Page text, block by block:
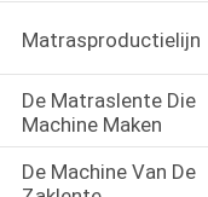
Matrasproductielijn
De Matraslente Die
Machine Maken
De Machine Van De